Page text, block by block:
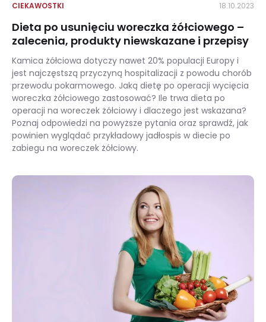
CIEKAWOSTKI 18.10.2023
Dieta po usunięciu woreczka żółciowego –
zalecenia, produkty niewskazane i przepisy
Kamica żółciowa dotyczy nawet 20% populacji Europy i
jest najczęstszą przyczyną hospitalizacji z powodu chorób
przewodu pokarmowego. Jaką dietę po operacji wycięcia
woreczka żółciowego zastosować? Ile trwa dieta po
operacji na woreczek żółciowy i dlaczego jest wskazana?
Poznaj odpowiedzi na powyższe pytania oraz sprawdź, jak
powinien wyglądać przykładowy jadłospis w diecie po
zabiegu na woreczek żółciowy.